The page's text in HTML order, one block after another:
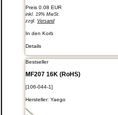
Preis 0.08 EUR
inkl. 19% MwSt.
zzgl. Versand
In den Korb
Details
Bestseller
MF207 16K (RoHS)
[106-044-1]
Hersteller: Yaego